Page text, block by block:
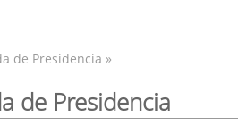
de Presidencia »
de Presidencia